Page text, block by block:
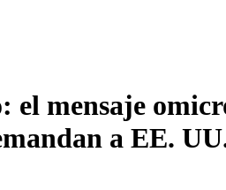
el mensaje
a EE.